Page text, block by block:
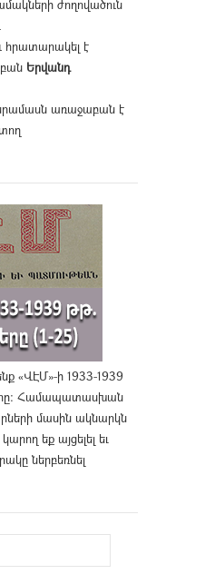
ժողովածուն
հրատարակել է
Երվանդ
առաջաբան է
«ՎԷՄ»-ի 1933-1939
Համապատասխան
մասին ակնարկն
եք այցելել եւ
ներբեռնել